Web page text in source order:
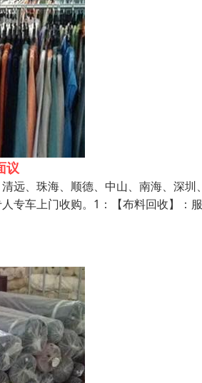
议
远、珠海、顺德、中山、南海、深
专车上门收购。1：【布料回收】：